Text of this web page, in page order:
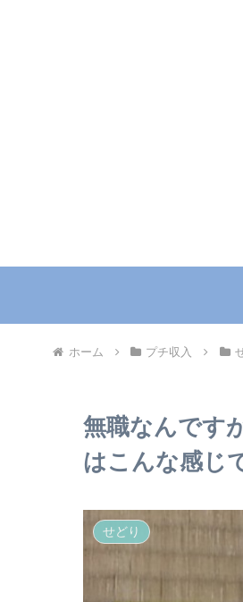
ホーム プチ収入
無職なんです
はこんな感じ
せどり